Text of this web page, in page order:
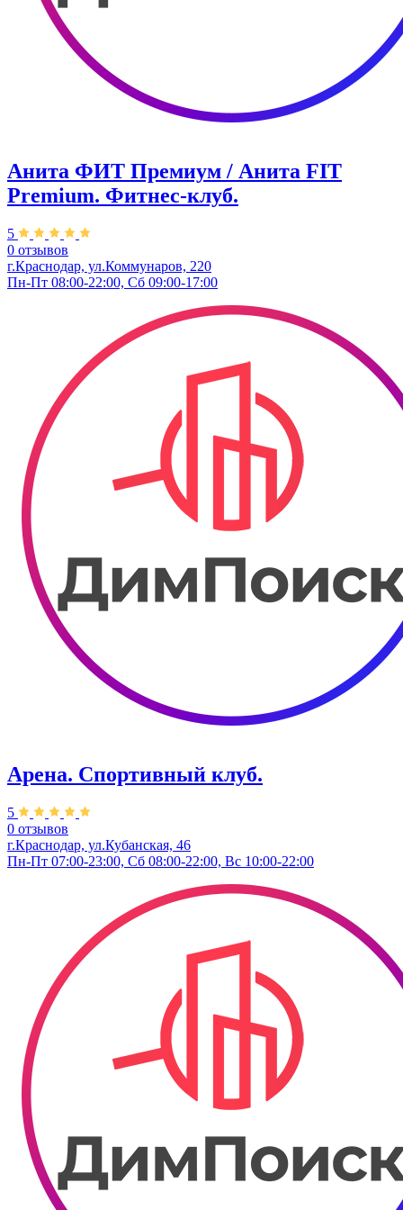
Анита ФИТ Премиум / Анита FIT
Premium. Фитнес-клуб.
5
0 отзывов
г.Краснодар, ул.Коммунаров, 220
Пн-Пт 08:00-22:00, Сб 09:00-17:00
Арена. Спортивный клуб.
5
0 отзывов
г.Краснодар, ул.Кубанская, 46
Пн-Пт 07:00-23:00, Сб 08:00-22:00, Вс 10:00-22:00